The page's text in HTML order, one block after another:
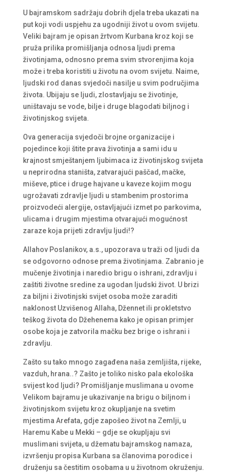
U bajramskom sadržaju dobrih djela treba ukazati na
put koji vodi uspjehu za ugodniji život u ovom svijetu.
Veliki bajram je opisan žrtvom Kurbana kroz koji se
pruža prilika promišljanja odnosa ljudi prema
životinjama, odnosno prema svim stvorenjima koja
može i treba koristiti u životu na ovom svijetu. Naime,
ljudski rod danas svjedoči nasilje u svim područjima
života. Ubijaju se ljudi, zlostavljaju se životinje,
uništavaju se vode, bilje i druge blagodati biljnog i
životinjskog svijeta.
Ova generacija svjedoči brojne organizacije i
pojedince koji štite prava životinja a sami idu u
krajnost smještanjem ljubimaca iz životinjskog svijeta
u neprirodna staništa, zatvarajući paščad, mačke,
miševe, ptice i druge hajvane u kaveze kojim mogu
ugrožavati zdravlje ljudi u stambenim prostorima
proizvodeći alergije, ostavljajući izmet po parkovima,
ulicama i drugim mjestima otvarajući mogućnost
zaraze koja prijeti zdravlju ljudi!?
Allahov Poslanikov, a.s., upozorava u traži od ljudi da
se odgovorno odnose prema životinjama. Zabranio je
mučenje životinja i naredio brigu o ishrani, zdravlju i
zaštiti životne sredine za ugodan ljudski život. U brizi
za biljni i životinjski svijet osoba može zaraditi
naklonost Uzvišenog Allaha, Džennet ili prokletstvo
teškog života do Džehenema kako je opisan primjer
osobe koja je zatvorila mačku bez brige o ishrani i
zdravlju.
Zašto su tako mnogo zagađena naša zemljišta, rijeke,
vazduh, hrana..? Zašto je toliko nisko pala ekološka
svijest kod ljudi? Promišljanje muslimana u ovome
Velikom bajramu je ukazivanje na brigu o biljnom i
životinjskom svijetu kroz okupljanje na svetim
mjestima Arefata, gdje zapošeo život na Zemlji, u
Haremu Kabe u Mekki – gdje se okupljaju svi
muslimani svijeta, u džematu bajramskog namaza,
izvršenju propisa Kurbana sa članovima porodice i
druženju sa čestitim osobama u u životnom okruženju.